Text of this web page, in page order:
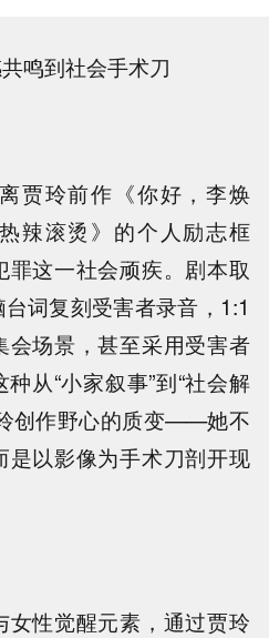
鸣到社会手术刀
贾玲前作《你好，李焕
辣滚烫》的个人励志框
这一社会顽疾。剧本取
词复刻受害者录音，1:1
场景，甚至采用受害者
从“小家叙事”到“社会解
创作野心的质变——她不
以影像为手术刀剖开现
性觉醒元素，通过贾玲